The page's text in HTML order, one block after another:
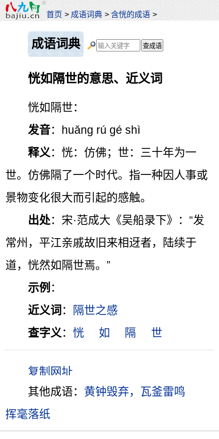
首页 > 成语词典 >含恍的成语 >
成语词典
恍如隔世的意思、近义词
恍如隔世：
发音：huǎng rú gé shì
释义 ：恍：仿佛；世：三十年为一
世。仿佛隔了一个时代。指一种因人事或
景物变化很大而引起的感触。
出处：宋·范成大《吴船录下》：“发
常州，平江亲戚故旧来相迓者，陆续于
道，恍然如隔世焉。”
示例 ：
近义词 ：
隔世之感
查字义 ： 恍 如 隔 世
其他成语： 黄钟毁弃，瓦釜雷鸣
挥毫落纸